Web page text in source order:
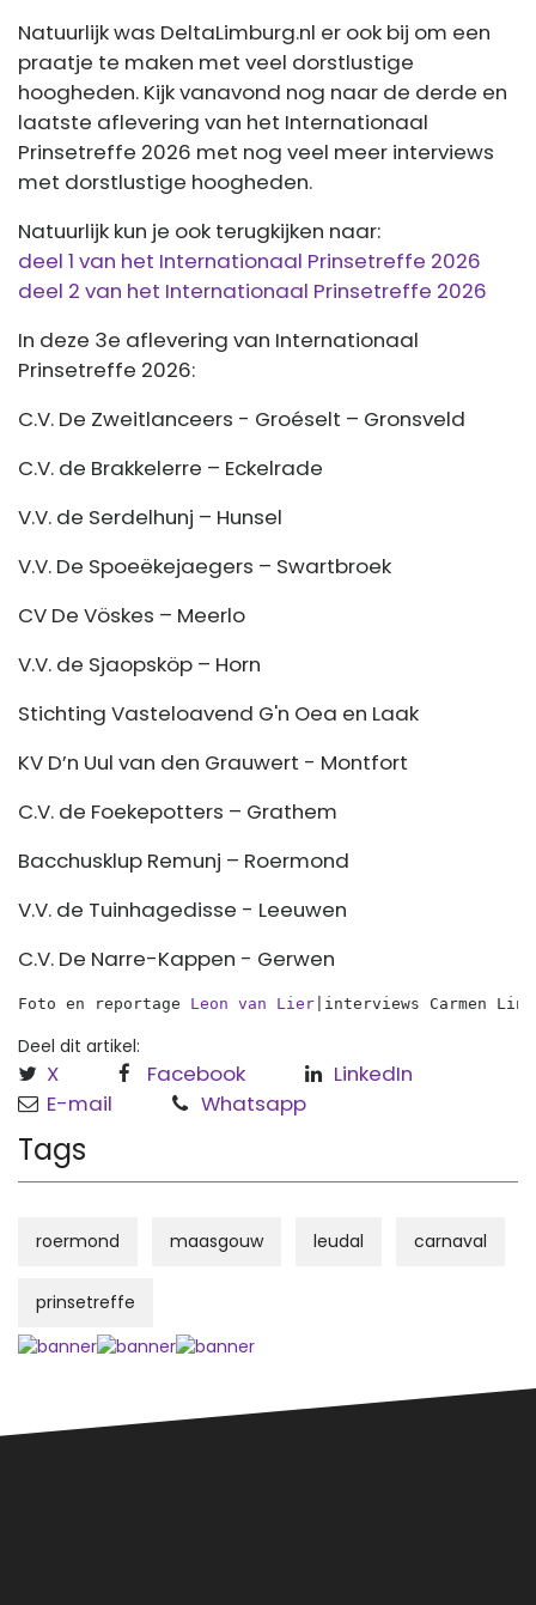
Natuurlijk was DeltaLimburg.nl er ook bij om een
praatje te maken met veel dorstlustige
hoogheden. Kijk vanavond nog naar de derde en
laatste aflevering van het Internationaal
Prinsetreffe 2026 met nog veel meer interviews
met dorstlustige hoogheden.
Natuurlijk kun je ook terugkijken naar:
deel 1 van het Internationaal Prinsetreffe 2026
deel 2 van het Internationaal Prinsetreffe 2026
In deze 3e aflevering van Internationaal
Prinsetreffe 2026:
C.V. De Zweitlanceers - Groéselt – Gronsveld
C.V. de Brakkelerre – Eckelrade
V.V. de Serdelhunj – Hunsel
V.V. De Spoeëkejaegers – Swartbroek
CV De Vöskes – Meerlo
V.V. de Sjaopsköp – Horn
Stichting Vasteloavend G'n Oea en Laak
KV D’n Uul van den Grauwert - Montfort
C.V. de Foekepotters – Grathem
Bacchusklup Remunj – Roermond
V.V. de Tuinhagedisse - Leeuwen
C.V. De Narre-Kappen - Gerwen
Foto en reportage Leon van Lier |interviews Carmen
Deel dit artikel:
X Facebook
LinkedIn
E-mail
Whatsapp
Tags
roermond maasgouw leudal carnaval
prinsetreffe